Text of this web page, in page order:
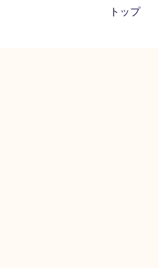
トップ